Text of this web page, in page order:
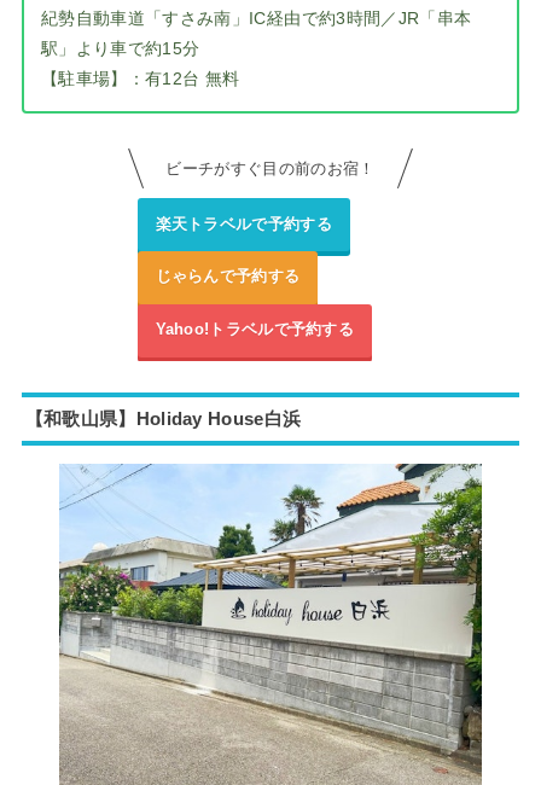
紀勢自動車道「すさみ南」IC経由で約3時間／JR「串本
駅」より車で約15分
【駐車場】：有12台 無料
ビーチがすぐ目の前のお宿！
楽天トラベルで予約する
じゃらんで予約する
Yahoo!トラベルで予約する
【和歌山県】Holiday House白浜